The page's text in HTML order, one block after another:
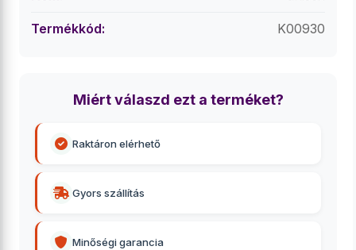
Termékkód: K00930
Miért válaszd ezt a terméket?
Raktáron elérhető
Gyors szállítás
Minőségi garancia